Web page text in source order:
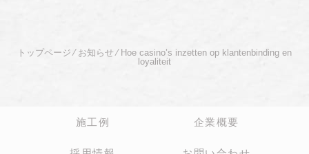
トップページ ⁄ お知らせ⁄ Hoe casino’s inzetten op klantenbinding en
loyaliteit
施工例 企業概要